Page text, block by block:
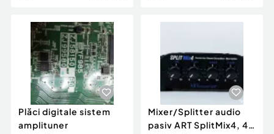
Plăci digitale sistem
amplituner
Mixer/Splitter audio
pasiv ART SplitMix4, 4